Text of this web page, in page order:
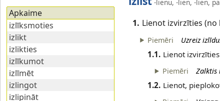
-lienu, -lien, -lien,
1. Lienot izvirzīties
Piemēri Uzreiz
1.1. Lienot
Piemēri Zalktis
1.2. Lienot,
Apkaime
izlīksmoties
izlikt
izlikties
izlīkumot
izlīmēt
izlingot
izlipināt